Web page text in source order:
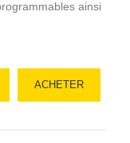
ainsi
ACHETER